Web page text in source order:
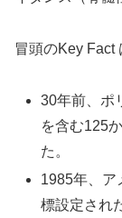
冒頭のKey Fact
30年前、ポ
を含む125
た。
1985年、ア
標設定され